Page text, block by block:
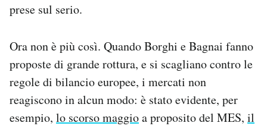
prese sul serio.
Ora non è più così. Quando Borghi e Bagnai fanno
proposte di grande rottura, e si scagliano contro le
regole di bilancio europee, i mercati non
reagiscono in alcun modo: è stato evidente, per
esempio, lo scorso maggioa proposito del MES, il